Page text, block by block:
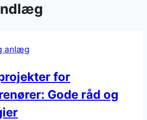
anlæg
for
Gode råd og